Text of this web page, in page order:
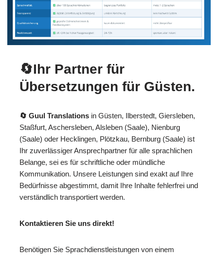
🔄Ihr Partner für
Übersetzungen für Güsten.
🔄 Guul Translations in Güsten, Ilberstedt, Giersleben,
Staßfurt, Aschersleben, Alsleben (Saale), Nienburg
(Saale) oder Hecklingen, Plötzkau, Bernburg (Saale) ist
Ihr zuverlässiger Ansprechpartner für alle sprachlichen
Belange, sei es für schriftliche oder mündliche
Kommunikation. Unsere Leistungen sind exakt auf Ihre
Bedürfnisse abgestimmt, damit Ihre Inhalte fehlerfrei und
verständlich transportiert werden.
Kontaktieren Sie uns direkt!
Benötigen Sie Sprachdienstleistungen von einem